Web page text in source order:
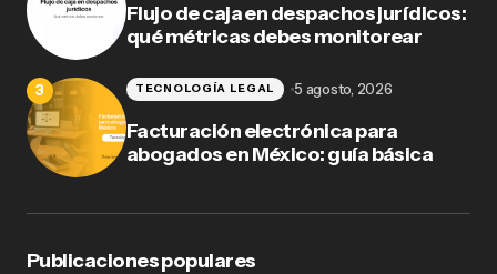
Flujo de caja en despachos jurídicos:
qué métricas debes monitorear
Facturación electrónica para
abogados en México: guía básica
TECNOLOGÍA LEGAL 5 agosto, 2026
Publicaciones populares